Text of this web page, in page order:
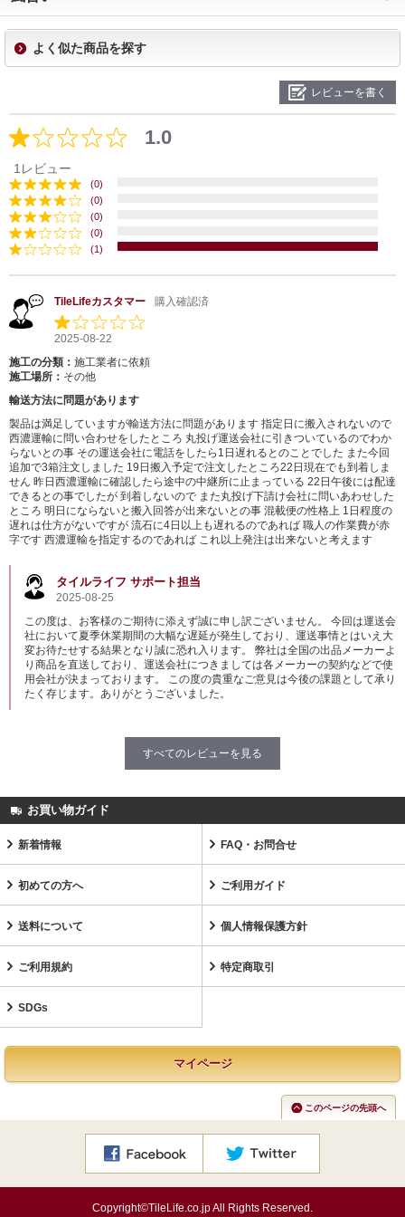
よく似た商品を探す
レビューを書く
1.0
1レビュー
(0)
(0)
(0)
(0)
(1)
TileLifeカスタマー 購入確認済
2025-08-22
施工の分類： 施工業者に依頼
施工場所： その他
輸送方法に問題があります
製品は満足していますが輸送方法に問題があります 指定日に搬入されないので
西濃運輸に問い合わせをしたところ 丸投げ運送会社に引きついているのでわか
らないとの事 その運送会社に電話をしたら1日遅れるとのことでした また今回
追加で3箱注文しました 19日搬入予定で注文したところ22日現在でも到着しま
せん 昨日西濃運輸に確認したら途中の中継所に止まっている 22日午後には配達
できるとの事でしたが 到着しないので また丸投げ下請け会社に問いあわせした
ところ 明日にならないと搬入回答が出来ないとの事 混載便の性格上 1日程度の
遅れは仕方がないですが 流石に4日以上も遅れるのであれば 職人の作業費が赤
字です 西濃運輸を指定するのであれば これ以上発注は出来ないと考えます
タイルライフ サポート担当
2025-08-25
この度は、お客様のご期待に添えず誠に申し訳ございません。 今回は運送会
社において夏季休業期間の大幅な遅延が発生しており、運送事情とはいえ大
変お待たせする結果となり誠に恐れ入ります。 弊社は全国の出品メーカーよ
り商品を直送しており、運送会社につきましては各メーカーの契約などで使
用会社が決まっております。 この度の貴重なご意見は今後の課題として承り
たく存じます。ありがとうございました。
すべてのレビューを見る
お買い物ガイド
新着情報 FAQ・お問合せ
初めての方へ ご利用ガイド
送料について 個人情報保護方針
ご利用規約 特定商取引
SDGs
マイページ
このページの先頭へ
Copyright©TileLife.co.jp All Rights Reserved.